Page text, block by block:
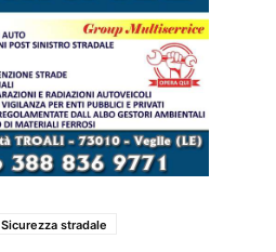
Sicurezza stradale